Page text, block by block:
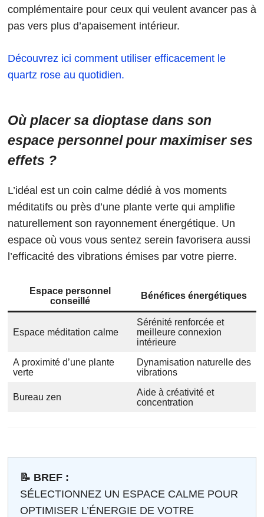
complémentaire pour ceux qui veulent avancer pas à
pas vers plus d’apaisement intérieur.
Découvrez ici comment utiliser efficacement le
quartz rose au quotidien.
Où placer sa dioptase dans son
espace personnel pour maximiser ses
effets ?
L’idéal est un coin calme dédié à vos moments
méditatifs ou près d’une plante verte qui amplifie
naturellement son rayonnement énergétique. Un
espace où vous vous sentez serein favorisera aussi
l’efficacité des vibrations émises par votre pierre.
Espace personnel
conseillé
Bénéfices énergétiques
Espace méditation calme
Sérénité renforcée et
meilleure connexion
intérieure
A proximité d’une plante
verte
Dynamisation naturelle des
vibrations
Bureau zen
Aide à créativité et
concentration
📝 BREF :
SÉLECTIONNEZ UN ESPACE CALME POUR
OPTIMISER L’ÉNERGIE DE VOTRE